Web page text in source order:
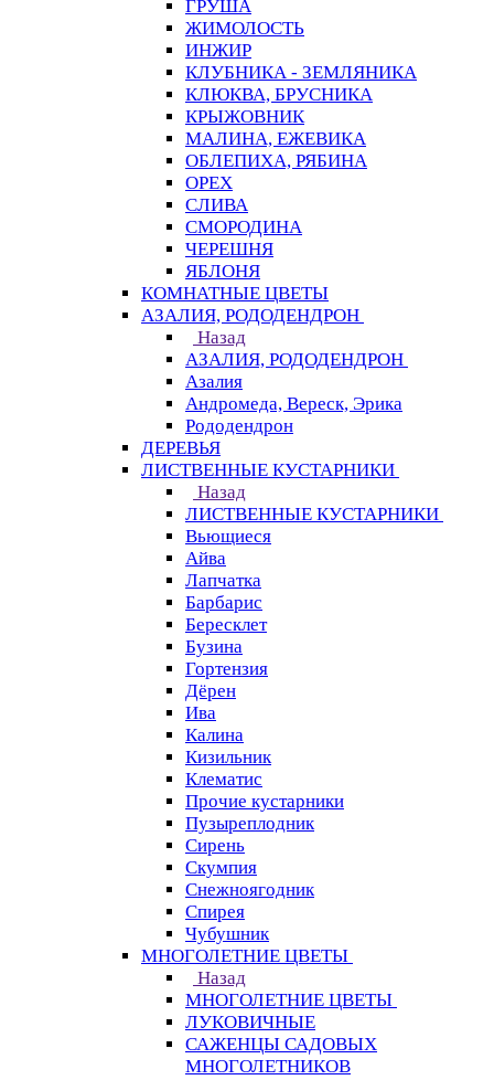
ГРУША
ЖИМОЛОСТЬ
ИНЖИР
КЛУБНИКА - ЗЕМЛЯНИКА
КЛЮКВА, БРУСНИКА
КРЫЖОВНИК
МАЛИНА, ЕЖЕВИКА
ОБЛЕПИХА, РЯБИНА
ОРЕХ
СЛИВА
СМОРОДИНА
ЧЕРЕШНЯ
ЯБЛОНЯ
КОМНАТНЫЕ ЦВЕТЫ
АЗАЛИЯ, РОДОДЕНДРОН
Назад
АЗАЛИЯ, РОДОДЕНДРОН
Азалия
Андромеда, Вереск, Эрика
Рододендрон
ДЕРЕВЬЯ
ЛИСТВЕННЫЕ КУСТАРНИКИ
Назад
ЛИСТВЕННЫЕ КУСТАРНИКИ
Вьющиеся
Айва
Лапчатка
Барбарис
Бересклет
Бузина
Гортензия
Дёрен
Ива
Калина
Кизильник
Клематис
Прочие кустарники
Пузыреплодник
Сирень
Скумпия
Снежноягодник
Спирея
Чубушник
МНОГОЛЕТНИЕ ЦВЕТЫ
Назад
МНОГОЛЕТНИЕ ЦВЕТЫ
ЛУКОВИЧНЫЕ
САЖЕНЦЫ САДОВЫХ
МНОГОЛЕТНИКОВ